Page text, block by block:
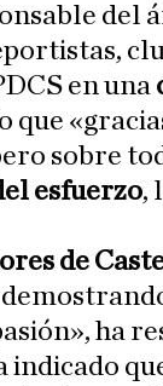
del
en una
que
sobre
esfuerzo,
de
ha
indicado